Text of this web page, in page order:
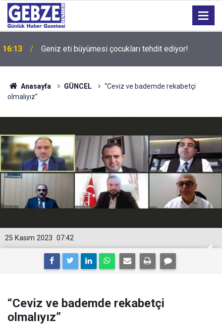
16:13 Geniz eti büyümesi çocukları tehdit ediyor!
Anasayfa GÜNCEL
“Ceviz ve bademde rekabetçi
olmalıyız”
07:42
25 Kasım 2023
“Ceviz ve bademde rekabetçi
olmalıyız”